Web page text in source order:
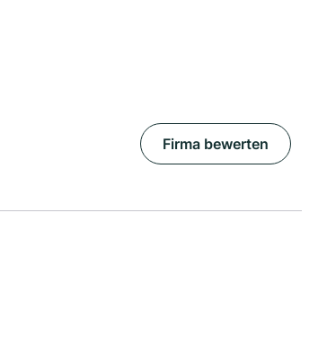
Firma bewerten